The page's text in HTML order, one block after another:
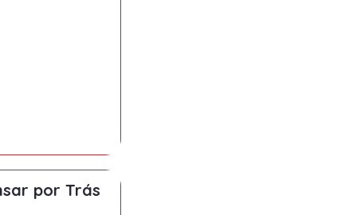
por Trás